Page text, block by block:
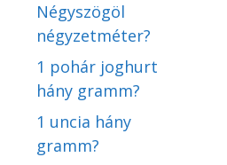
Négyszögöl
négyzetméter?
1 pohár joghurt
hány gramm?
1 uncia hány
gramm?